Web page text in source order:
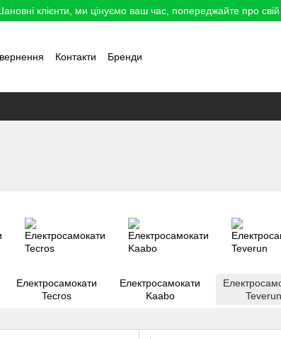
клієнти, ми цінуємо ваш час, попереджайте про свій
Контакти Бренди
Електросамокати
Tecros
Електросамокати
Kaabo
Teverun